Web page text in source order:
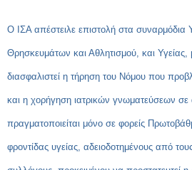
Ο ΙΣΑ απέστειλε επιστολή στα συναρμόδια
Θρησκευμάτων και Αθλητισμού, και Υγείας,
διασφαλιστεί η τήρηση του Νόμου που
και η χορήγηση ιατρικών γνωματεύσεων
πραγματοποιείται μόνο σε φορείς
φροντίδας υγείας, αδειοδοτημένους από